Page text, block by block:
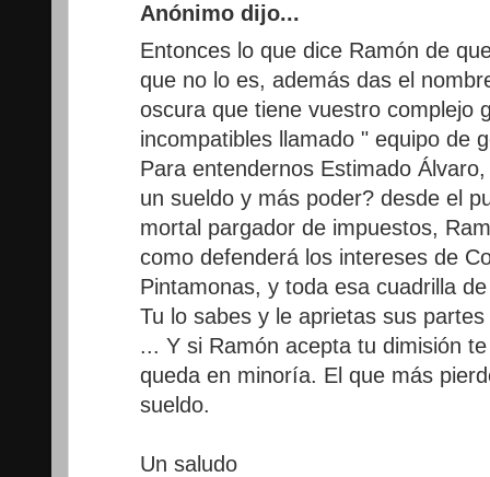
Anónimo dijo...
Entonces lo que dice Ramón de
que no lo es, además das el
oscura que tiene vuestro complejo
incompatibles llamado " equipo de
Para entendernos Estimado
un sueldo y más poder? desde el
mortal pargador de impuestos,
como defenderá los intereses de
Pintamonas, y toda esa cuadrilla
Tu lo sabes y le aprietas sus
... Y si Ramón acepta tu dimisión
queda en minoría. El que más
sueldo.
Un saludo